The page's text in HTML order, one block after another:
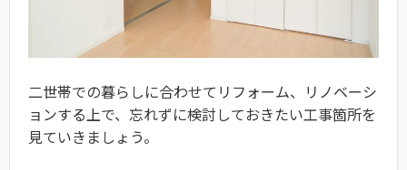
二世帯での暮らしに合わせてリフォーム、リノベーシ
ョンする上で、忘れずに検討しておきたい工事箇所を
見ていきましょう。